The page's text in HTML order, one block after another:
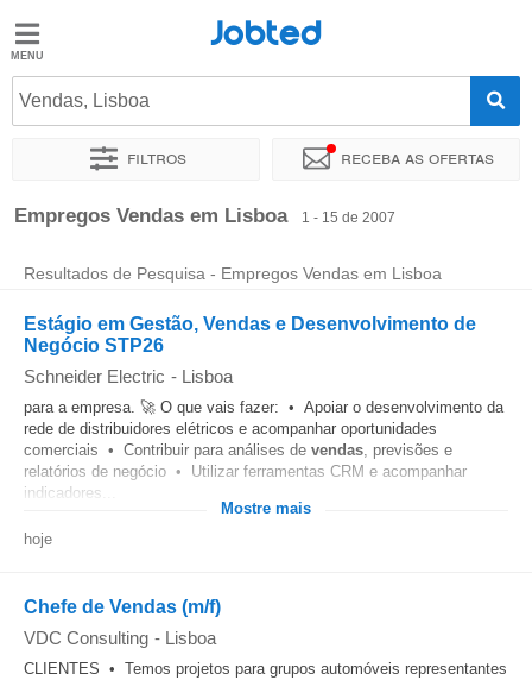
Jobted
Empregos
Salários
Jobted
Vendas, Lisboa
Filtros Receba as ofertas
Ordenar por Localidade exata Empresa
Empregos Vendas em Lisboa 1 - 15 de 2007
Resultados de Pesquisa - Empregos Vendas em Lisboa
Estágio em Gestão, Vendas e Desenvolvimento de
Negócio STP26
Schneider Electric - Lisboa
para a empresa. 🚀 O que vais fazer: • Apoiar o desenvolvimento da
rede de distribuidores elétricos e acompanhar oportunidades
comerciais • Contribuir para análises de vendas, previsões e
relatórios de negócio • Utilizar ferramentas CRM e acompanhar
indicadores...
Mostre mais
hoje
Chefe de Vendas (m/f)
VDC Consulting - Lisboa
CLIENTES • Temos projetos para grupos automóveis representantes